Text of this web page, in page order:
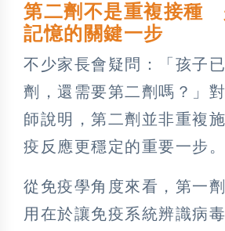
第二劑不是重複接種
記憶的關鍵一步
不少家長會疑問：「孩子
劑，還需要第二劑嗎？」
師說明，第二劑並非重複
疫反應更穩定的重要一步。
從免疫學角度來看，第一
用在於讓免疫系統辨識病